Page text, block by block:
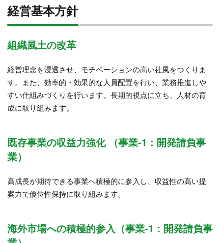
経営基本方針
組織風土の改革
経営理念を浸透させ、モチベーションの高い社風をつくりま
す。また、効率的・効果的な人員配置を行い、業務推進しや
すい仕組みづくりを行います。長期的視点に立ち、人材の育
成に取り組みます。
既存事業の収益力強化 （事業-1：開発請負事
業）
高成長が期待できる事業へ積極的に参入し、収益性の高い提
案力で優位性保持に取り組みます。
海外市場への積極的参入（事業-1：開発請負事